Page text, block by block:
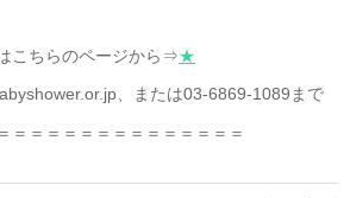
こちらのページから⇒★
、または03-6869-1089まで
＝＝＝＝＝＝＝＝＝＝＝＝＝＝